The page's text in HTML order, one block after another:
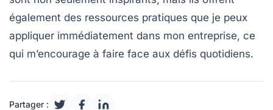
également des ressources pratiques que je peux
appliquer immédiatement dans mon entreprise, ce
qui m’encourage à faire face aux défis quotidiens.
Partager :